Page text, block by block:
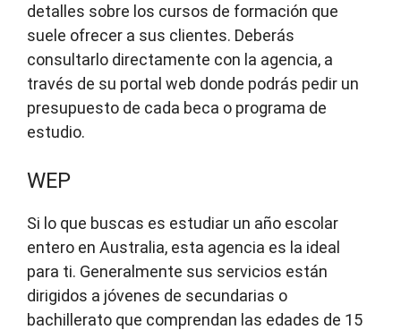
detalles sobre los cursos de formación que
suele ofrecer a sus clientes. Deberás
consultarlo directamente con la agencia, a
través de su portal web donde podrás pedir un
presupuesto de cada beca o programa de
estudio.
WEP
Si lo que buscas es estudiar un año escolar
entero en Australia, esta agencia es la ideal
para ti. Generalmente sus servicios están
dirigidos a jóvenes de secundarias o
bachillerato que comprendan las edades de 15